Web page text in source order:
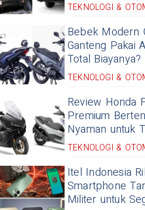
TEKNOLOGI &
Bebek Modern
Ganteng Pakai
Total Biayanya?
TEKNOLOGI &
Review Honda
Premium
Nyaman untuk
TEKNOLOGI &
Itel Indonesia
Smartphone
Militer untuk